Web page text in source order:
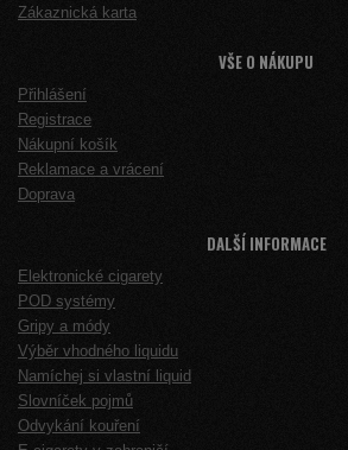
Zákaznická karta
VŠE O NÁKUPU
Přihlášení
Registrace
Nákupní košík
Reklamace a vrácení
Doprava
DALŠÍ INFORMACE
Elektronické cigarety
POD systémy
Gripy a módy
Výběr vhodného liquidu
Namíchej si vlastní liquid
Slovníček pojmů
Odvykání kouření